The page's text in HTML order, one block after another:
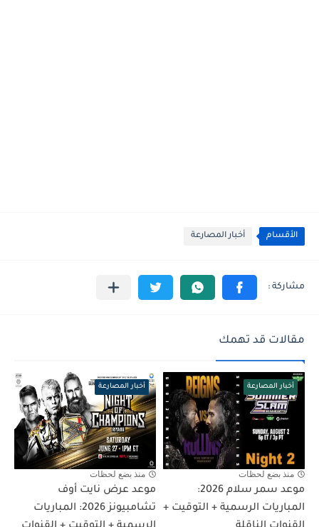
الأقسام أخبار المصارعة
مقالات قد تهمك
أخبار المصارعة
منذ بضع لحظات
موعد سمر سلام 2026:
المباريات الرسمية + التوقيت +
أخبار المصارعة
منذ بضع لحظات
موعد عرض نايت أوف
تشامبيونز 2026: المباريات